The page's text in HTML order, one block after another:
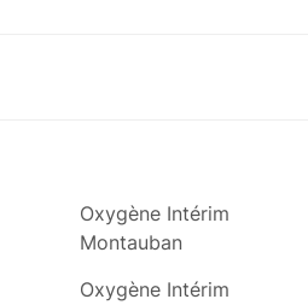
Oxygène Intérim
Montauban
Oxygène Intérim